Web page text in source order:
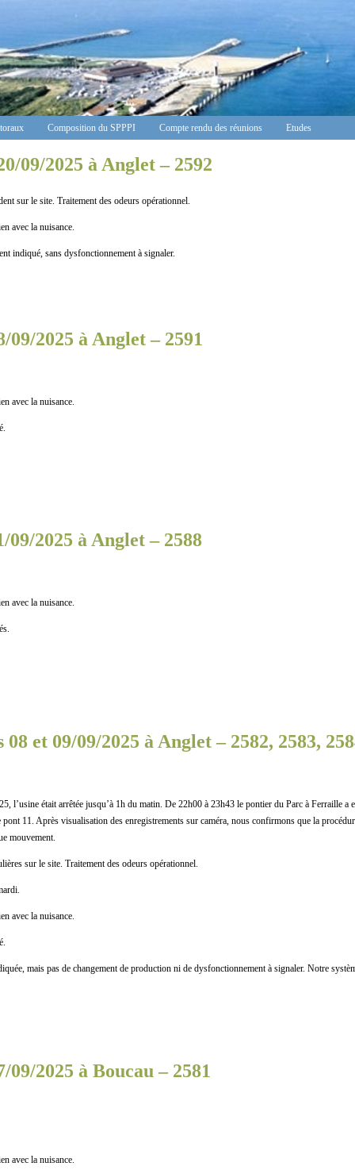
Composition du SPPPI Compte rendu des réunions Etudes
09/2025 à Anglet – 2592
sur le site. Traitement des odeurs opérationnel.
avec la nuisance.
indiqué, sans dysfonctionnement à signaler.
2025 à Anglet – 2591
avec la nuisance.
2025 à Anglet – 2588
avec la nuisance.
et 09/09/2025 à Anglet – 2582, 2583,
était arrêtée jusqu’à 1h du matin. De 22h00 à 23h43 le pontier du Parc à Ferraille a
11. Après visualisation des enregistrements sur caméra, nous confirmons que la
mouvement.
sur le site. Traitement des odeurs opérationnel.
avec la nuisance.
mais pas de changement de production ni de dysfonctionnement à signaler. Notre
2025 à Boucau – 2581
avec la nuisance.